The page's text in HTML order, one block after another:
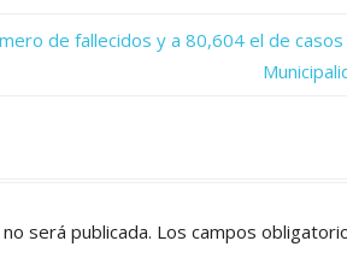
de fallecidos y a 80,604 el de
Next
será publicada. Los campos